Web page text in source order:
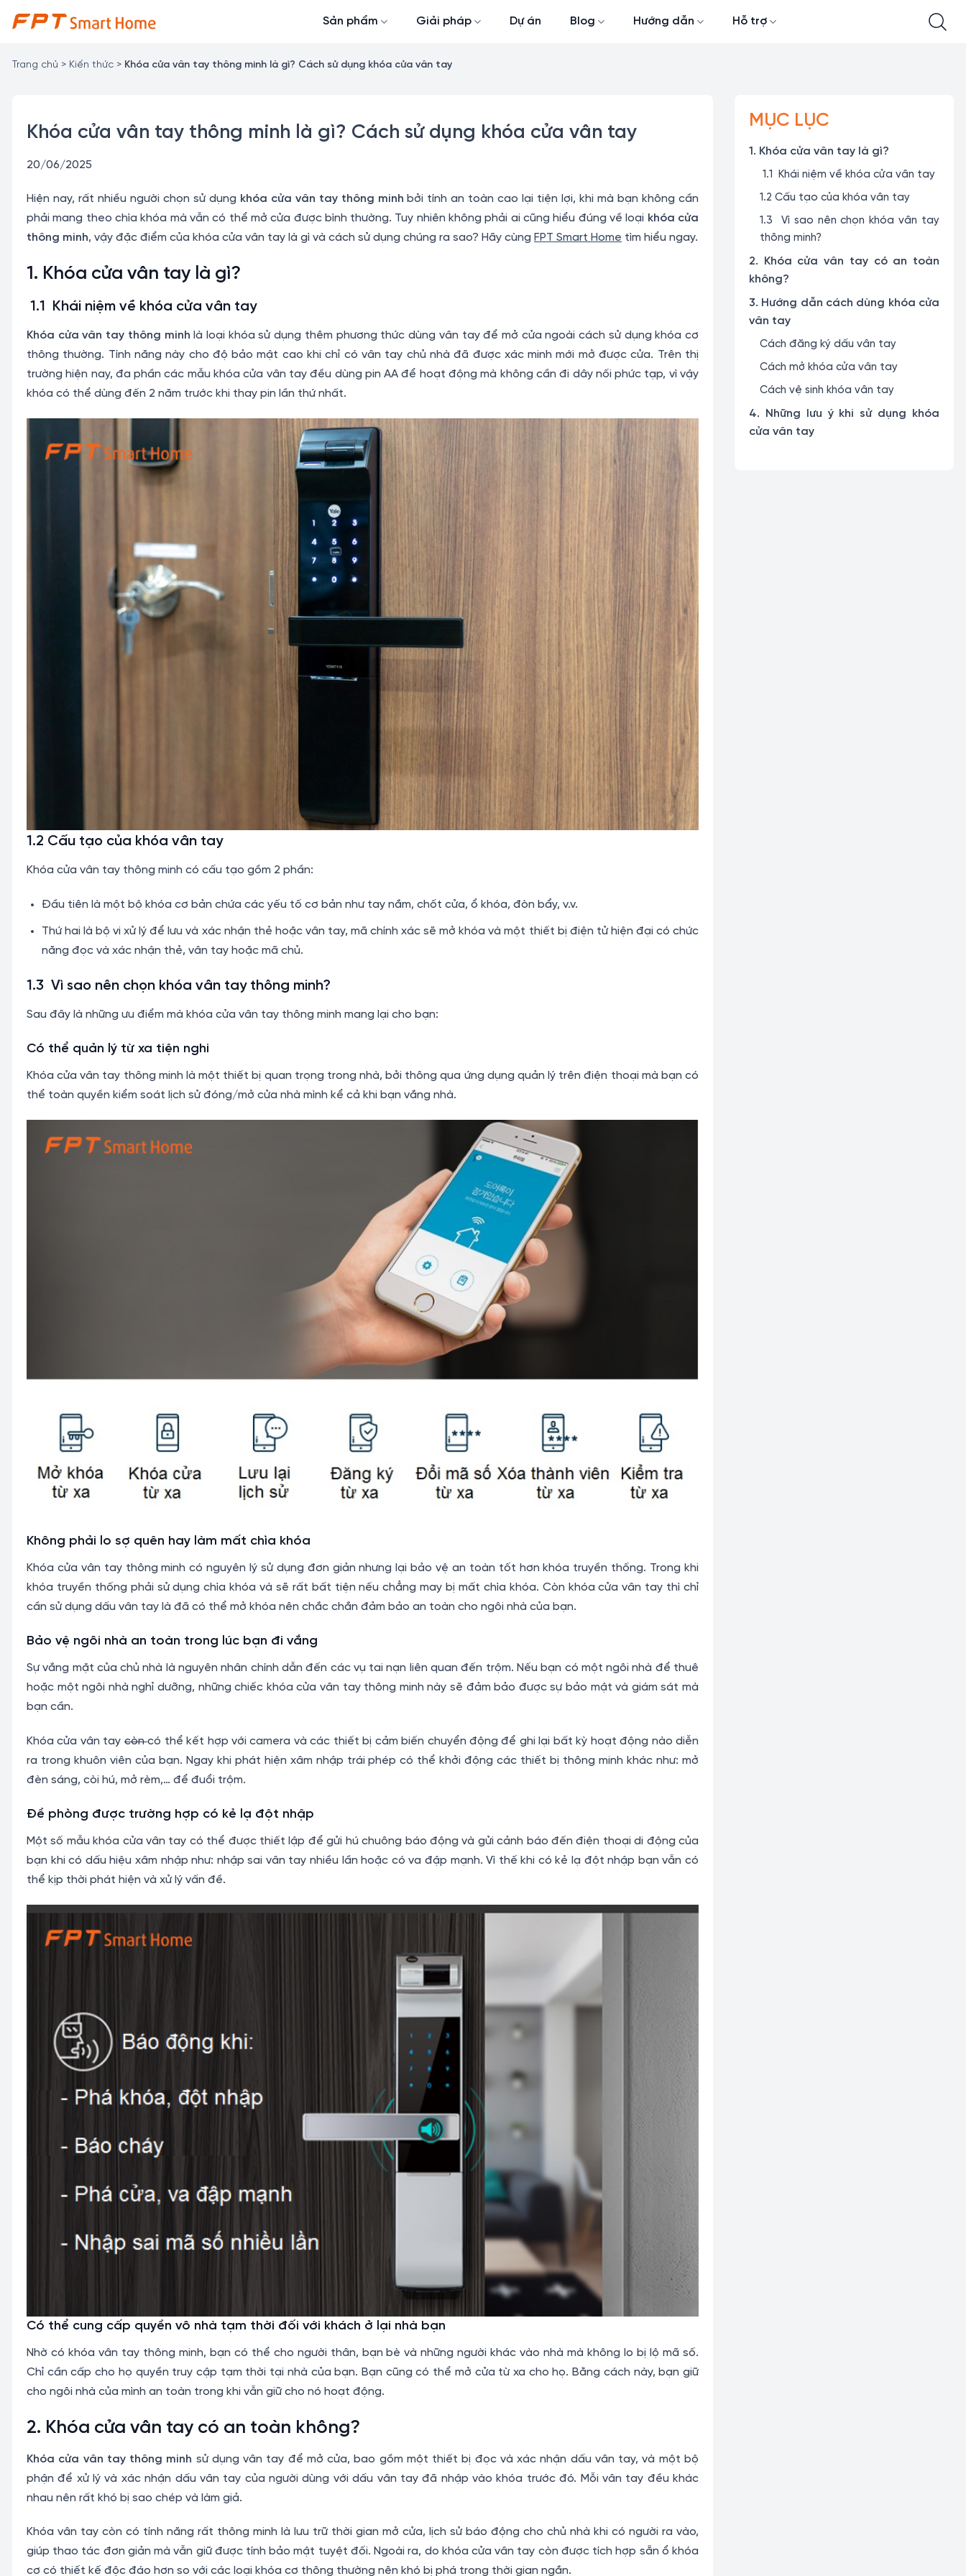
đến
dung
Sản phẩm Giải pháp Dự án Blog Hướng dẫn Hỗ trợ
Trang chủ > Kiến thức > Khóa cửa vân tay thông minh là gì? Cách sử dụng khóa cửa vân tay
Khóa cửa vân tay thông minh là gì? Cách sử dụng khóa cửa vân tay
20/06/2025
Hiện nay, rất nhiều người chọn sử dụng khóa cửa vân tay thông minh bởi tính an toàn cao lại tiện lợi, khi mà bạn không cần
phải mang theo chìa khóa mà vẫn có thể mở cửa được bình thường. Tuy nhiên không phải ai cũng hiểu đúng về loại khóa cửa
thông minh, vậy đặc điểm của khóa cửa vân tay là gì và cách sử dụng chúng ra sao? Hãy cùng FPT Smart Home tìm hiểu ngay.
1. Khóa cửa vân tay là gì?
1.1 Khái niệm về khóa cửa vân tay
Khóa cửa vân tay thông minh là loại khóa sử dụng thêm phương thức dùng vân tay để mở cửa ngoài cách sử dụng khóa cơ
thông thường. Tính năng này cho độ bảo mật cao khi chỉ có vân tay chủ nhà đã được xác minh mới mở được cửa. Trên thị
trường hiện nay, đa phần các mẫu khóa cửa vân tay đều dùng pin AA để hoạt động mà không cần đi dây nối phức tạp, vì vậy
khóa có thể dùng đến 2 năm trước khi thay pin lần thứ nhất.
1.2 Cấu tạo của khóa vân tay
Khóa cửa vân tay thông minh có cấu tạo gồm 2 phần:
Đầu tiên là một bộ khóa cơ bản chứa các yếu tố cơ bản như tay nắm, chốt cửa, ổ khóa, đòn bẩy, v.v.
Thứ hai là bộ vi xử lý để lưu và xác nhận thẻ hoặc vân tay, mã chính xác sẽ mở khóa và một thiết bị điện tử hiện đại có chức
năng đọc và xác nhận thẻ, vân tay hoặc mã chủ.
1.3 Vì sao nên chọn khóa vân tay thông minh?
Sau đây là những ưu điểm mà khóa cửa vân tay thông minh mang lại cho bạn:
Có thể quản lý từ xa tiện nghi
Khóa cửa vân tay thông minh là một thiết bị quan trọng trong nhà, bởi thông qua ứng dụng quản lý trên điện thoại mà bạn có
thể toàn quyền kiểm soát lịch sử đóng/mở cửa nhà mình kể cả khi bạn vắng nhà.
Không phải lo sợ quên hay làm mất chìa khóa
Khóa cửa vân tay thông minh có nguyên lý sử dụng đơn giản nhưng lại bảo vệ an toàn tốt hơn khóa truyền thống. Trong khi
khóa truyền thống phải sử dụng chìa khóa và sẽ rất bất tiện nếu chẳng may bị mất chìa khóa. Còn khóa cửa vân tay thì chỉ
cần sử dụng dấu vân tay là đã có thể mở khóa nên chắc chắn đảm bảo an toàn cho ngôi nhà của bạn.
Bảo vệ ngôi nhà an toàn trong lúc bạn đi vắng
Sự vắng mặt của chủ nhà là nguyên nhân chính dẫn đến các vụ tai nạn liên quan đến trộm. Nếu bạn có một ngôi nhà để thuê
hoặc một ngôi nhà nghỉ dưỡng, những chiếc khóa cửa vân tay thông minh này sẽ đảm bảo được sự bảo mật và giám sát mà
bạn cần.
Khóa cửa vân taycòncó thể kết hợp với camera và các thiết bị cảm biến chuyển động để ghi lại bất kỳ hoạt động nào diễn
ra trong khuôn viên của bạn. Ngay khi phát hiện xâm nhập trái phép có thể khởi động các thiết bị thông minh khác như: mở
đèn sáng, còi hú, mở rèm,… để đuổi trộm.
Đề phòng được trường hợp có kẻ lạ đột nhập
Một số mẫu khóa cửa vân tay có thể được thiết lập để gửi hú chuông báo động và gửi cảnh báo đến điện thoại di động của
bạn khi có dấu hiệu xâm nhập như: nhập sai vân tay nhiều lần hoặc có va đập mạnh. Vì thế khi có kẻ lạ đột nhập bạn vẫn có
thể kịp thời phát hiện và xử lý vấn đề.
Có thể cung cấp quyền vô nhà tạm thời đối với khách ở lại nhà bạn
Nhờ có khóa vân tay thông minh, bạn có thể cho người thân, bạn bè và những người khác vào nhà mà không lo bị lộ mã số.
Chỉ cần cấp cho họ quyền truy cập tạm thời tại nhà của bạn. Bạn cũng có thể mở cửa từ xa cho họ. Bằng cách này, bạn giữ
cho ngôi nhà của mình an toàn trong khi vẫn giữ cho nó hoạt động.
2. Khóa cửa vân tay có an toàn không?
Khóa cửa vân tay thông minh sử dụng vân tay để mở cửa, bao gồm một thiết bị đọc và xác nhận dấu vân tay, và một bộ
phận để xử lý và xác nhận dấu vân tay của người dùng với dấu vân tay đã nhập vào khóa trước đó. Mỗi vân tay đều khác
nhau nên rất khó bị sao chép và làm giả.
Khóa vân tay còn có tính năng rất thông minh là lưu trữ thời gian mở cửa, lịch sử báo động cho chủ nhà khi có người ra vào,
giúp thao tác đơn giản mà vẫn giữ được tính bảo mật tuyệt đối. Ngoài ra, do khóa cửa vân tay còn được tích hợp sẵn ổ khóa
cơ có thiết kế độc đáo hơn so với các loại khóa cơ thông thường nên khó bị phá trong thời gian ngắn.
MỤC LỤC
1. Khóa cửa vân tay là gì?
1.1 Khái niệm về khóa cửa vân tay
1.2 Cấu tạo của khóa vân tay
1.3 Vì sao nên chọn khóa vân tay
thông minh?
2. Khóa cửa vân tay có an toàn
không?
3. Hướng dẫn cách dùng khóa cửa
vân tay
Cách đăng ký dấu vân tay
Cách mở khóa cửa vân tay
Cách vệ sinh khóa vân tay
4. Những lưu ý khi sử dụng khóa
cửa vân tay